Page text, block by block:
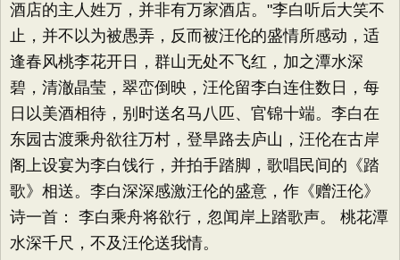
酒店的主人姓万，并非有万家酒店。"李白听后大笑不
止，并不以为被愚弄，反而被汪伦的盛情所感动，适
逢春风桃李花开日，群山无处不飞红，加之潭水深
碧，清澈晶莹，翠峦倒映，汪伦留李白连住数日，每
日以美酒相待，别时送名马八匹、官锦十端。李白在
东园古渡乘舟欲往万村，登旱路去庐山，汪伦在古岸
阁上设宴为李白饯行，并拍手踏脚，歌唱民间的《踏
歌》相送。李白深深感激汪伦的盛意，作《赠汪伦》
诗一首： 李白乘舟将欲行，忽闻岸上踏歌声。 桃花潭
水深千尺，不及汪伦送我情。